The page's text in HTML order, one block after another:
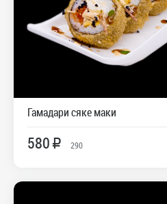
Гамадари сяке маки
580R 290